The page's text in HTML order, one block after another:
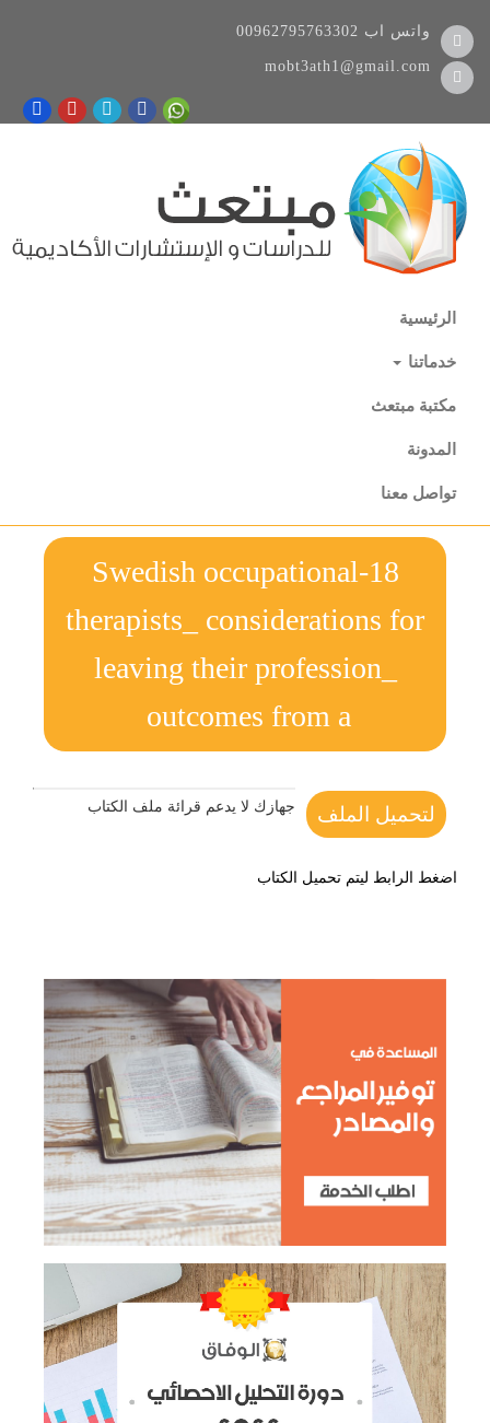
00962795763302 واتس اب
mobt3ath1@gmail.com
الرئيسية
خدماتنا
مكتبة مبتعث
المدونة
تواصل معنا
18-Swedish occupational
therapists_ considerations for
leaving their profession_
outcomes from a
لتحميل الملف جهازك لا يدعم قرائة ملف الكتاب
اضغط الرابط ليتم تحميل الكتاب